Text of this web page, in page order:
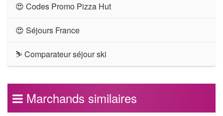
😍 Codes Promo Pizza Hut
😍 Séjours France
⛷ Comparateur séjour ski
Marchands similaires